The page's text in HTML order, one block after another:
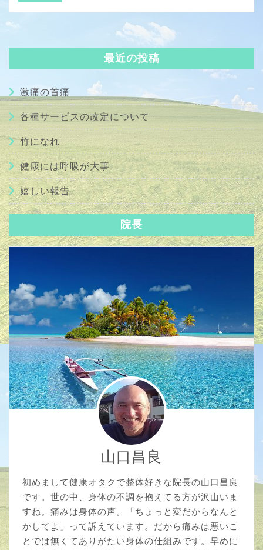
最近の投稿
激痛の首痛
各種サービスの改定について
竹になれ
健康には呼吸が大事
嬉しい報告
院長
山口昌良
初めまして健康オタクで整体好きな院長の山口昌良
です。世の中、身体の不調を抱えてる方が沢山いま
すね。痛みは身体の声。「ちょっと変だからなんと
かしてよ」って訴えています。だから痛みは悪いこ
とでは無くてありがたい身体の仕組みです。早めに